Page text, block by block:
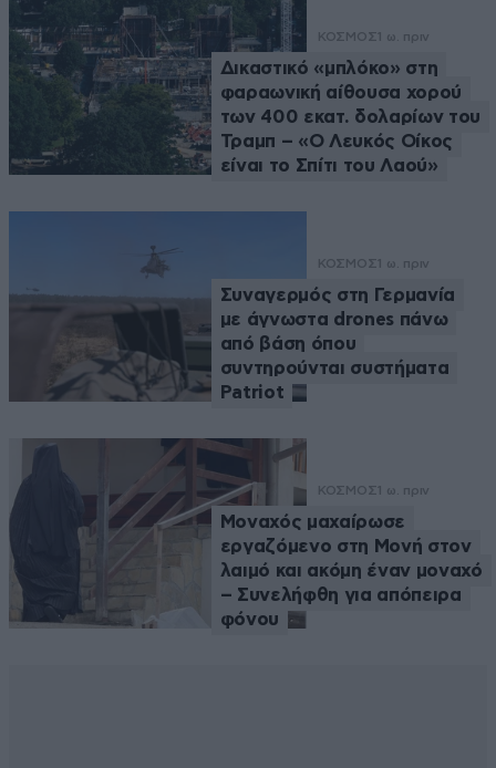
ΚΟΣΜΟΣ 1 ω. πριν
Δικαστικό «μπλόκο» στη
φαραωνική αίθουσα χορού
των 400 εκατ. δολαρίων του
Τραμπ – «Ο Λευκός Οίκος
είναι το Σπίτι του Λαού»
ΚΟΣΜΟΣ 1 ω. πριν
Συναγερμός στη Γερμανία
με άγνωστα drones πάνω
από βάση όπου
συντηρούνται συστήματα
Patriot
ΚΟΣΜΟΣ 1 ω. πριν
Μοναχός μαχαίρωσε
εργαζόμενο στη Μονή στον
λαιμό και ακόμη έναν μοναχό
– Συνελήφθη για απόπειρα
φόνου